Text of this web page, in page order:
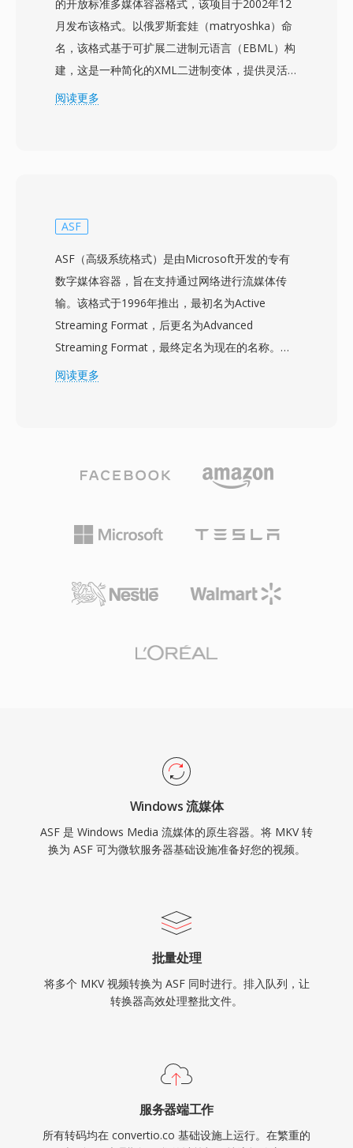
的开放标准多媒体容器格式，该项目于2002年12
月发布该格式。以俄罗斯套娃（matryoshka）命
名，该格式基于可扩展二进制元语言（EBML）构
建，这是一种简化的XML二进制变体，提供灵活
且向前兼容的结构。MKV可以在单个文件中容纳
图PGS字幕。MKV还支持章节标记、附件（如样
最丰富的容器之一。开放规范确保任何开发者都可
以在无需授权费的情况下实现MKV的读写，这推
动了它在媒体播放器、流媒体工具和编码软件中的
广泛采用。能够将几乎任何编解码器组合封装在单
个组织良好的文件中，使MKV成为高质量视频分
发、归档和个人媒体库的首选容器。
阅读更多
ASF
ASF（高级系统格式）是由Microsoft开发的专有
数字媒体容器，旨在支持通过网络进行流媒体传
输。该格式于1996年推出，最初名为Active
Streaming Format，后更名为Advanced
Streaming Format，最终定名为现在的名称。
ASF作为Windows Media Audio（WMA）和
况下进行定位的能力。ASF文件包含一个含有元数
及用于高效随机访问的可选索引对象。内置的数字
版权管理支持使ASF在早期在线媒体商业内容发行
音频、脚本命令和元数据标记。虽然ASF在许多使
Services基础设施的企业环境中仍然具有相关性。
阅读更多
Windows 流媒体
ASF 是 Windows Media 流媒体的原生容器。将 MKV 转
换为 ASF 可为微软服务器基础设施准备好您的视频。
批量处理
将多个 MKV 视频转换为 ASF 同时进行。排入队列，让
转换器高效处理整批文件。
服务器端工作
所有转码均在 convertio.co 基础设施上运行。在繁重的